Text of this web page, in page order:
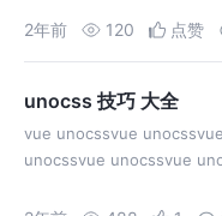
2年前 120 点赞
unocss 技巧 大全
vue unocssvue
unocssvue unocssvue